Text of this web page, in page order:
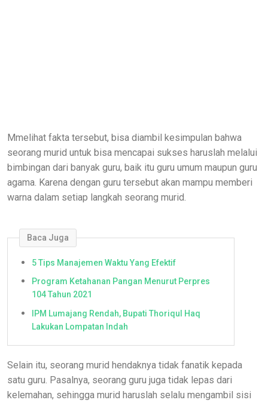
Mmelihat fakta tersebut, bisa diambil kesimpulan bahwa
seorang murid untuk bisa mencapai sukses haruslah melalui
bimbingan dari banyak guru, baik itu guru umum maupun guru
agama. Karena dengan guru tersebut akan mampu memberi
warna dalam setiap langkah seorang murid.
Baca Juga
5 Tips Manajemen Waktu Yang Efektif
Program Ketahanan Pangan Menurut Perpres
104 Tahun 2021
IPM Lumajang Rendah, Bupati Thoriqul Haq
Lakukan Lompatan Indah
Selain itu, seorang murid hendaknya tidak fanatik kepada
satu guru. Pasalnya, seorang guru juga tidak lepas dari
kelemahan, sehingga murid haruslah selalu mengambil sisi